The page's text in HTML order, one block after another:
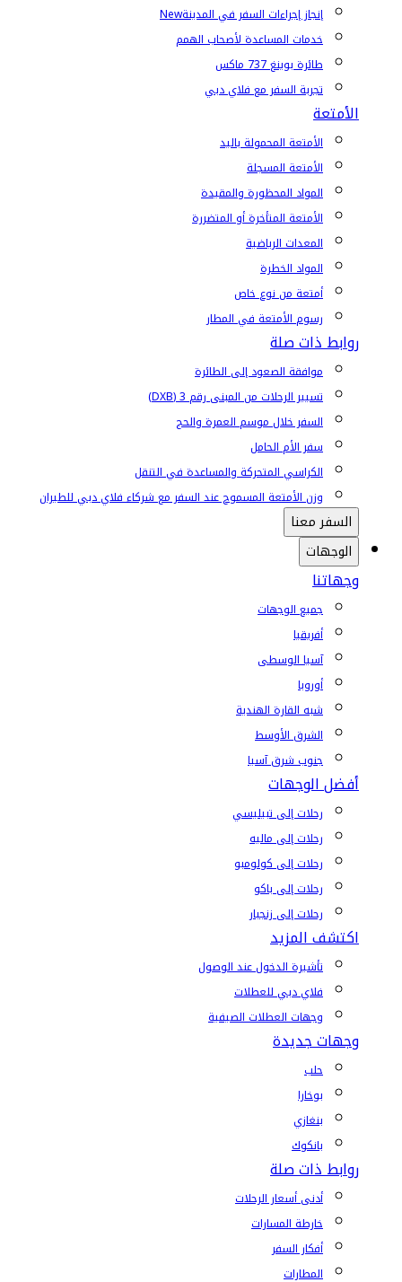
إنجاز إجراءات السفر في المدينةNew
خدمات المساعدة لأصحاب الهمم
طائرة بوينغ 737 ماكس
تجربة السفر مع فلاي دبي
الأمتعة
الأمتعة المحمولة باليد
الأمتعة المسجلة
المواد المحظورة والمقيدة
الأمتعة المتأخرة أو المتضررة
المعدات الرياضية
المواد الخطرة
أمتعة من نوع خاص
رسوم الأمتعة في المطار
روابط ذات صلة
موافقة الصعود إلى الطائرة
تسيير الرحلات من المبنى رقم 3 (DXB)
السفر خلال موسم العمرة والحج
سفر الأم الحامل
الكراسي المتحركة والمساعدة في التنقل
وزن الأمتعة المسموح عند السفر مع شركاء فلاي دبي للطيران
السفر معنا
الوجهات
وجهاتنا
جميع الوجهات
أفريقيا
آسيا الوسطى
أوروبا
شبه القارة الهندية
الشرق الأوسط
جنوب شرق آسيا
أفضل الوجهات
رحلات إلى تبيليسي
رحلات إلى ماليه
رحلات إلى كولومبو
رحلات إلى باكو
رحلات إلى زنجبار
اكتشف المزيد
تأشيرة الدخول عند الوصول
فلاي دبي للعطلات
وجهات العطلات الصيفية
وجهات جديدة
حلب
بوخارا
بنغازي
بانكوك
روابط ذات صلة
أدنى أسعار الرحلات
خارطة المسارات
أفكار السفر
المطارات